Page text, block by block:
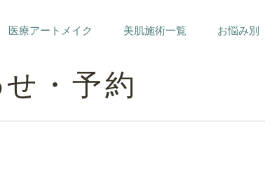
医療アートメイク 美肌施術一覧 お悩み別
・予約